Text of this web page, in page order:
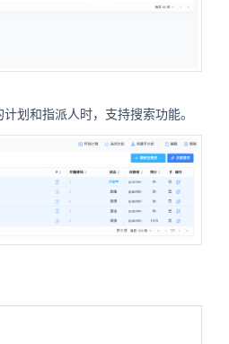
划和指派人时，支持搜索功能。